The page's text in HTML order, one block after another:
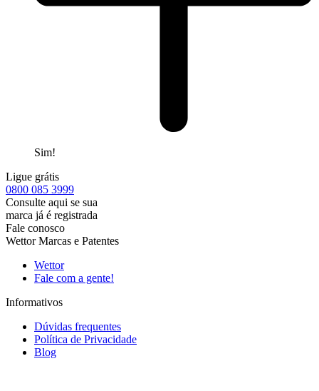
Sim!
Ligue grátis
0800 085 3999
Consulte aqui se sua
marca já é registrada
Fale conosco
Wettor Marcas e Patentes
Wettor
Fale com a gente!
Informativos
Dúvidas frequentes
Política de Privacidade
Blog